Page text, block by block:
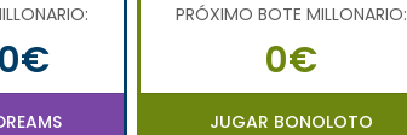
PRÓXIMO BOTE MILLONARIO:
0€
JUGAR BONOLOTO